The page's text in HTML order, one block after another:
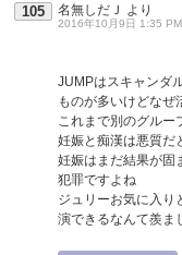
105 名無しだＪ より
2016年10月9日 1:35 PM
JUMPはスキャンダ
ものが多いけどなぜ
これまで別のグルー
妊娠と痴漢は悪質だ
妊娠はまだ結果が固
犯罪ですよね
ジュリーお気に入り
演できるなんて羨ま